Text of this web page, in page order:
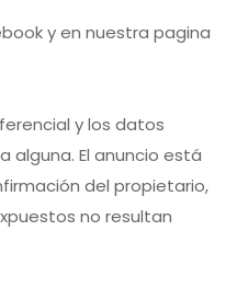
y en nuestra pagina
y los datos
alguna. El anuncio está
del propietario,
no resultan